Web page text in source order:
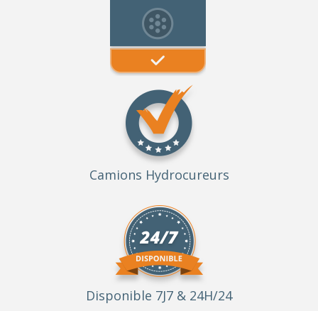
Camions Hydrocureurs
Disponible 7J7 & 24H/24